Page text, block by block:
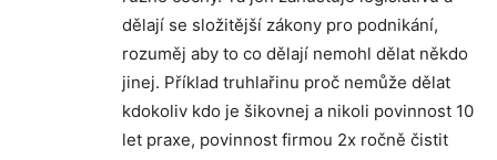
dělají se složitější zákony pro podnikání,
rozuměj aby to co dělají nemohl dělat někdo
jinej. Příklad truhlařinu proč nemůže dělat
kdokoliv kdo je šikovnej a nikoli povinnost 10
let praxe, povinnost firmou 2x ročně čistit